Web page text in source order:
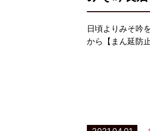
日頃よりみそ吟
から【まん延防